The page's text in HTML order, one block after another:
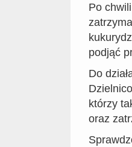
Po
podjąć
Do
którzy
oraz